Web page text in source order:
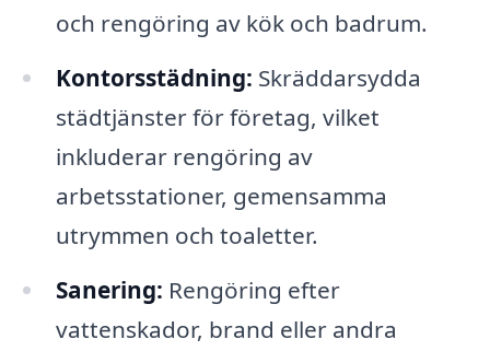
och rengöring av kök och badrum.
Kontorsstädning: Skräddarsydda
städtjänster för företag, vilket
inkluderar rengöring av
arbetsstationer, gemensamma
utrymmen och toaletter.
Sanering: Rengöring efter
vattenskador, brand eller andra